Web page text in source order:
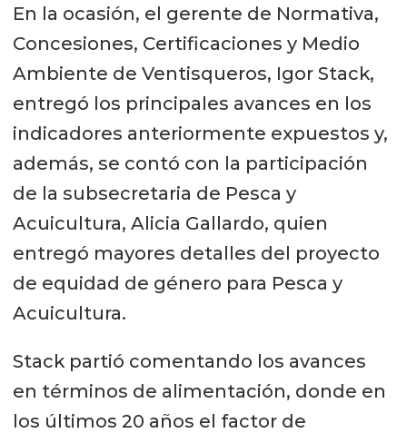
En la ocasión, el gerente de Normativa,
Concesiones, Certificaciones y Medio
Ambiente de Ventisqueros, Igor Stack,
entregó los principales avances en los
indicadores anteriormente expuestos y,
además, se contó con la participación
de la subsecretaria de Pesca y
Acuicultura, Alicia Gallardo, quien
entregó mayores detalles del proyecto
de equidad de género para Pesca y
Acuicultura.
Stack partió comentando los avances
en términos de alimentación, donde en
los últimos 20 años el factor de